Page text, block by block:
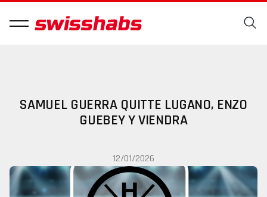
SAMUEL GUERRA QUITTE LUGANO, ENZO
GUEBEY Y VIENDRA
12/01/2026